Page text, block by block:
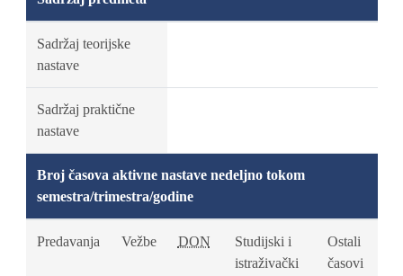
Sadržaj teorijske
nastave
Sadržaj praktične
nastave
Broj časova aktivne nastave nedeljno tokom
semestra/trimestra/godine
Predavanja Vežbe DON
Studijski i
istraživački
Ostali
časovi